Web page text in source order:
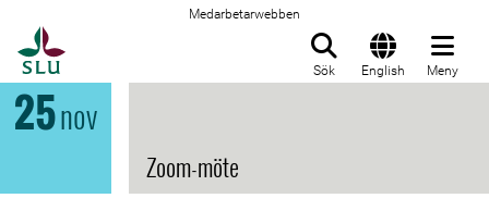
Medarbetarwebben
Sök English Meny
25nov
Zoom-möte